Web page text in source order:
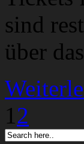
sind
über
1 2